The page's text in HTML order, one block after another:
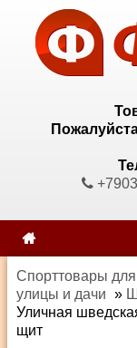
Спорттовары
улицы и дачи »
Уличная
щит